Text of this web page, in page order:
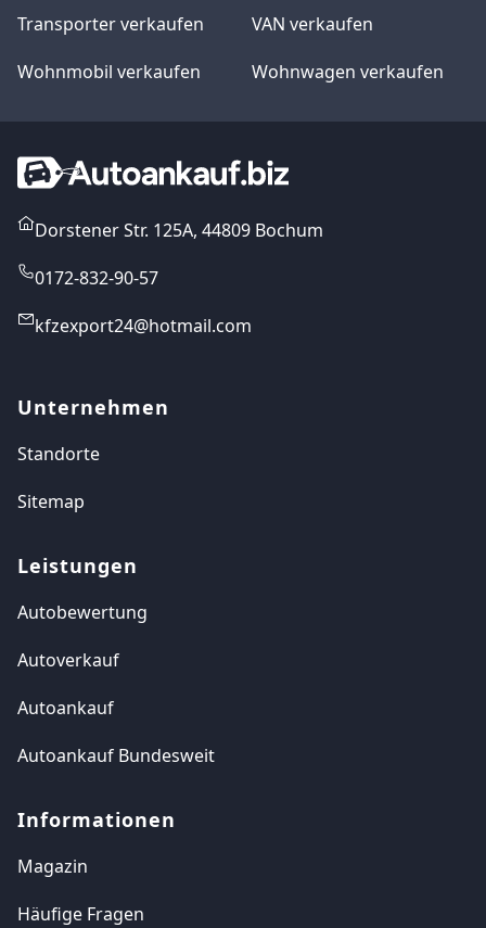
Transporter verkaufen
VAN verkaufen
Wohnmobil verkaufen
Wohnwagen verkaufen
Dorstener Str. 125A, 44809 Bochum
0172-832-90-57
kfzexport24@hotmail.com
Unternehmen
Standorte
Sitemap
Leistungen
Autobewertung
Autoverkauf
Autoankauf
Autoankauf Bundesweit
Informationen
Magazin
Häufige Fragen